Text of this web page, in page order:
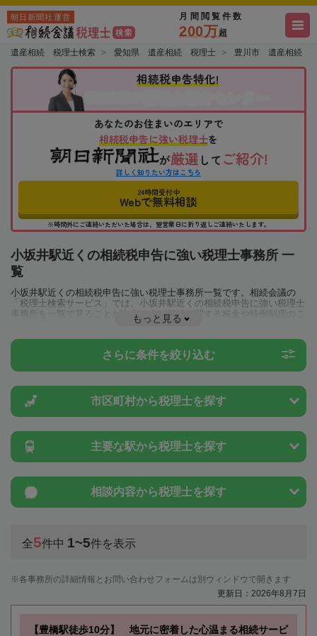
朝日新聞社運営 月間閲覧件数
200万超
遺産相続 税理士検索 愛知県 遺産相続 税理士 豊川市 遺産相続
相続税申告特化!
あなたのお住まいのエリアで
相続税申告に強い税理士を
が厳選 して ご紹介!
詳しく知りたい方はこちら
24時間受付中
Webで無料相談
※時間外にご連絡いただいた場合は、翌営業日に折り返しご連絡いたします。
小坂井駅近くの相続税申告に強い税理士事務所 一
覧
小坂井駅近くの相続税申告に強い税理士事務所一覧です。相続会議の
「税理士検索サービス」では、小坂井駅近くの相続税申告に強い税理士
事務所を一覧で見ることが出来ます。相続に関する税金や特例制度のこ
とは一度近隣の税理士に相談してみましょう。
もっと見る
さらに条件を絞り込む
市区町村から税理士を探す
主要な駅から税理士を探す
相談内容から税理士を探す
全5件中 1~5件を表示
各事務所の詳細情報とお問い合わせフォームは別ウィンドウで開きます
更新日：2026年8月7日
【豊橋駅徒歩10分】 地元に密着した心温まる相続サービ